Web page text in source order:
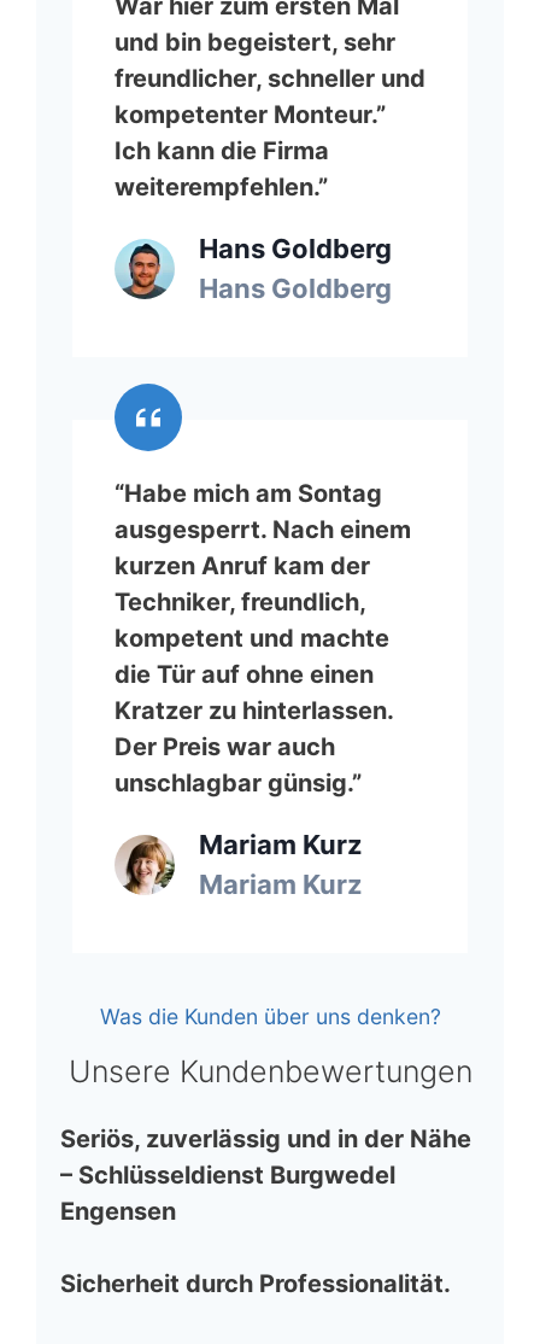
und bin begeistert, sehr
freundlicher, schneller und
kompetenter Monteur.”
Ich kann die Firma
weiterempfehlen.”
Hans Goldberg
Hans Goldberg
“Habe mich am Sontag
ausgesperrt. Nach einem
kurzen Anruf kam der
Techniker, freundlich,
kompetent und machte
die Tür auf ohne einen
Kratzer zu hinterlassen.
Der Preis war auch
unschlagbar günsig.”
Mariam Kurz
Mariam Kurz
Was die Kunden über uns denken?
Unsere Kundenbewertungen
Seriös, zuverlässig und in der Nähe
– Schlüsseldienst Burgwedel
Engensen
Sicherheit durch Professionalität.